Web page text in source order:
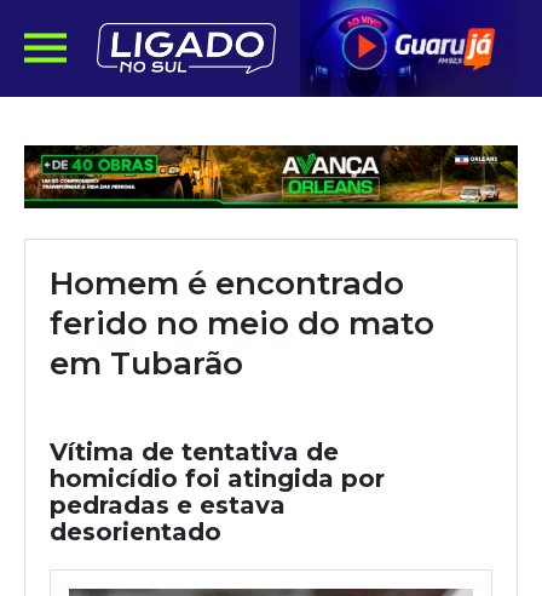
Homem é encontrado
ferido no meio do mato
em Tubarão
Vítima de tentativa de
homicídio foi atingida por
pedradas e estava
desorientado